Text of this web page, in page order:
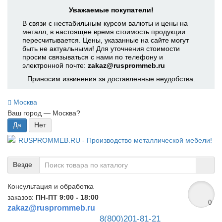
Уважаемые покупатели!
В связи с нестабильным курсом валюты и цены на
металл, в настоящее время стоимость продукции
пересчитывается. Цены, указанные на сайте могут
быть не актуальными! Для уточнения стоимости
просим связываться с нами по телефону и
электронной почте: zakaz@rusprommeb.ru
Приносим извинения за доставленные неудобства.
Москва
Ваш город — Москва?
Везде
Консультация и обработка
заказов: ПН-ПТ 9:00 - 18:00
zakaz@rusprommeb.ru
8(800)201-81-21
0